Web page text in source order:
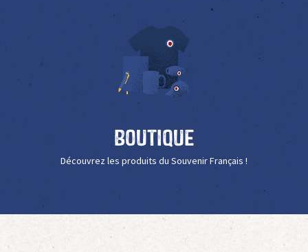
Boutique
Découvrez les produits du Souvenir Français !